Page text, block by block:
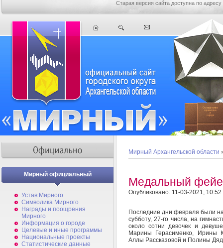
Старая версия сайта доступна по адресу
Мирный официальный
Устав Мирного
Символика Мирного
Награды и поощрения
Мирного
Информация о городе
Целевые и иные программы
Национальные проекты
Статистические данные
Мирный Архангельской области
Медальный
Опубликовано: 11-03-2021, 10:52
Последние дни февраля были
субботу, 27-го числа, на
около сотни девочек и
Марины Герасименко, Ирины
Аллы Рассказовой и Полины